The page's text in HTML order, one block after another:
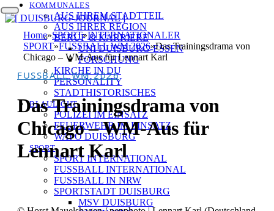
KOMMUNALES
AUS IHREM STADTTEIL
AUS IHRER REGION
BERUF & KARRIERE
UNI DUISBURG-ESSEN
FORSCHUNG
KIRCHE IN DU
PERSONALITY
STADTHISTORISCHES
BLAULICHT
POLIZEI IM EINSATZ
FEUERWEHR IM EINSATZ
WAPO DUISBURG
SPORT
SPORT INTERNATIONAL
FUSSBALL INTERNATIONAL
FUSSBALL IN NRW
SPORTSTADT DUISBURG
MSV DUISBURG
Home»SPORT»INTERNATIONALER
SPORT»FUSSBALL WM 2026»Das Trainingsdrama von
Chicago – WM-Aus für Lennart Karl
FUSSBALL WM 2026
Das Trainingsdrama von
Chicago – WM-Aus für
Lennart Karl